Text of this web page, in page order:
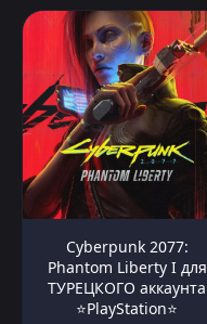
Cyberpunk 2077:
Phantom Liberty I для
ТУРЕЦКОГО аккаунта
⭐PlayStation⭐